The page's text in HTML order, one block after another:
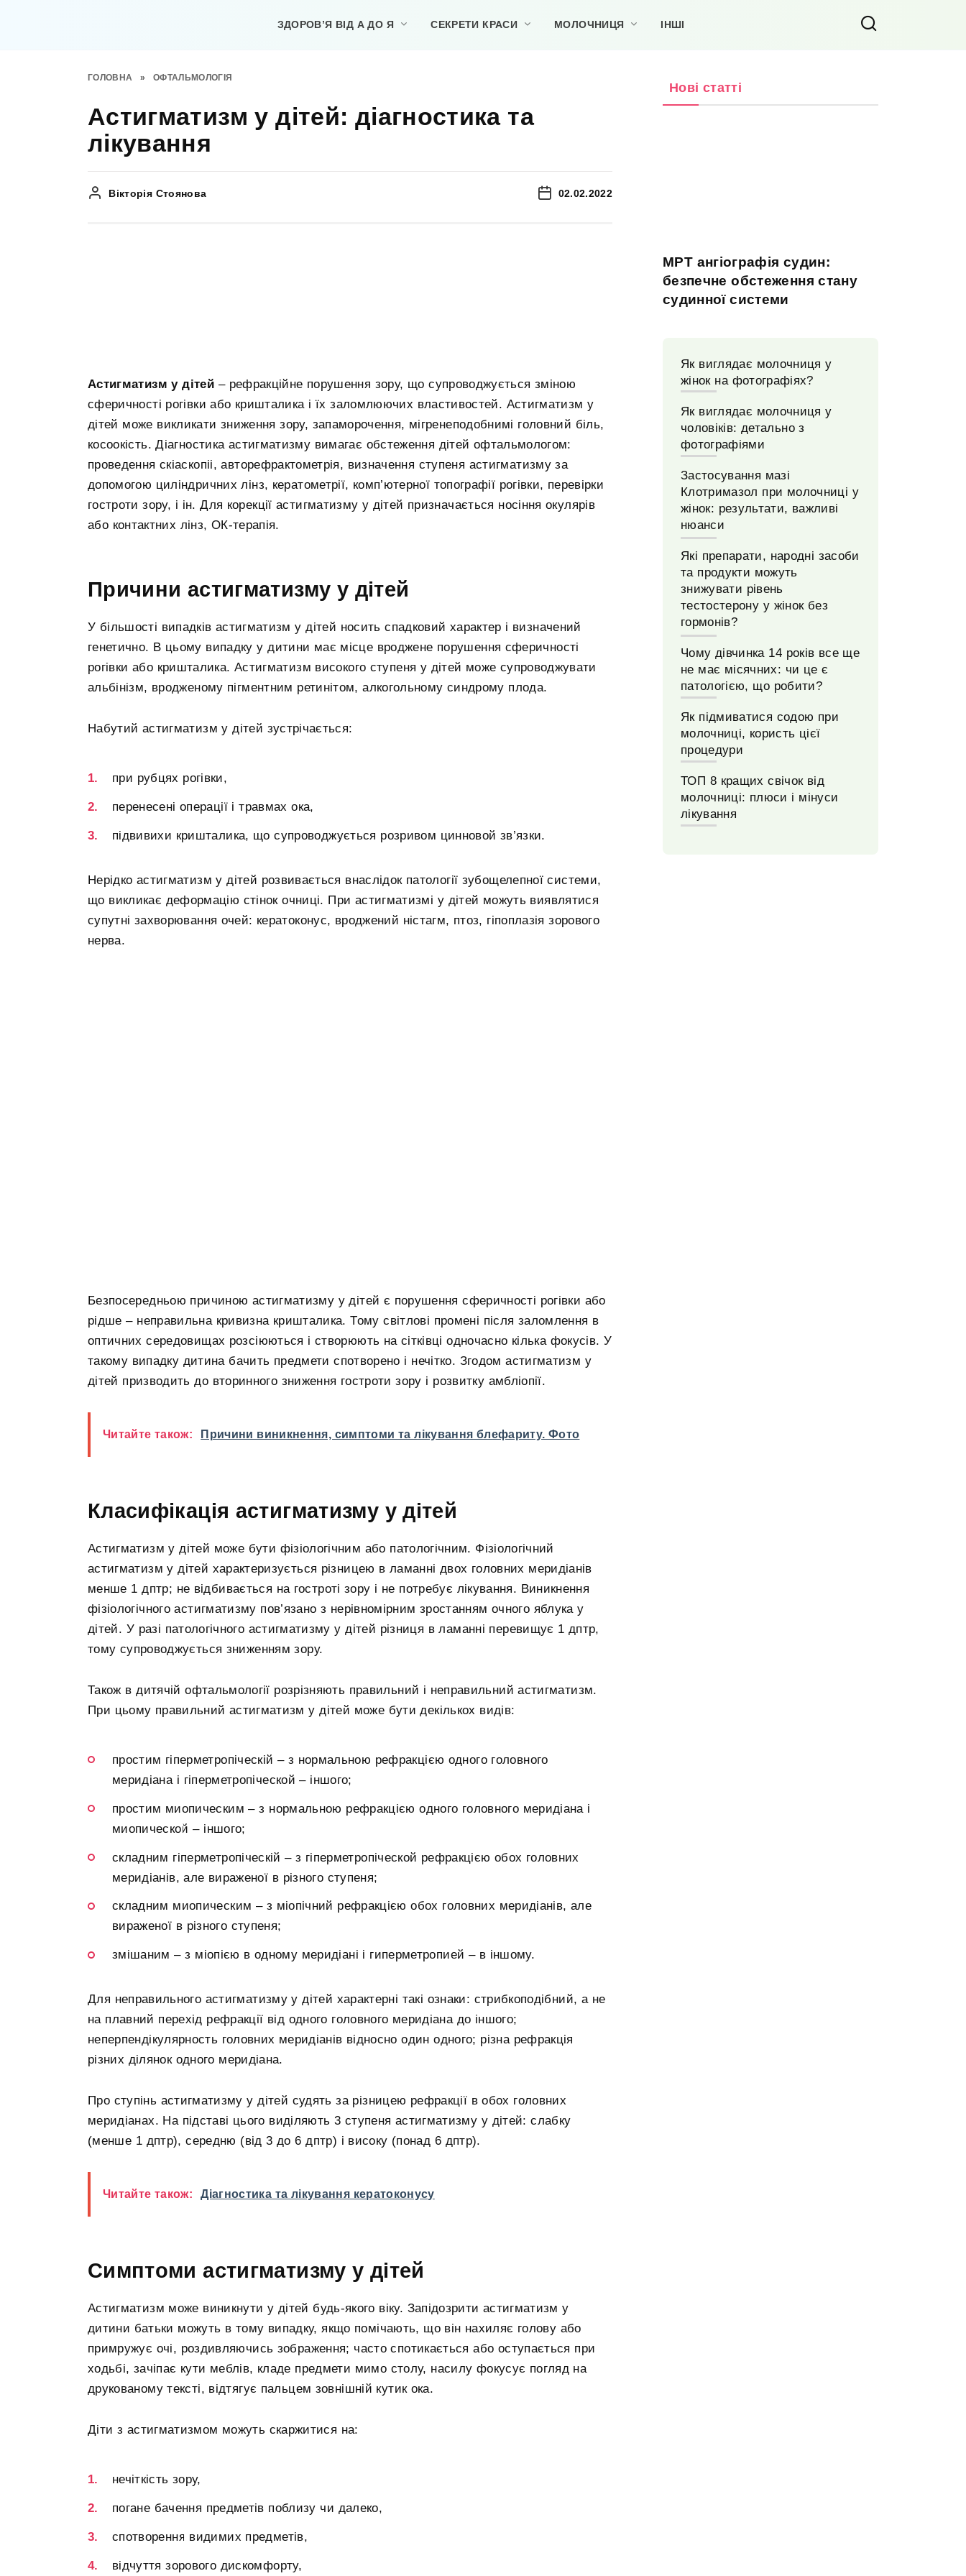
ЗДОРОВ’Я ВІД А ДО Я СЕКРЕТИ КРАСИ МОЛОЧНИЦЯ ІНШІ
ГОЛОВНА » ОФТАЛЬМОЛОГІЯ
Астигматизм у дітей: діагностика та
лікування
Вікторія Стоянова 02.02.2022
Астигматизм у дітей – рефракційне порушення зору, що супроводжується зміною
сферичності рогівки або кришталика і їх заломлюючих властивостей. Астигматизм у
дітей може викликати зниження зору, запаморочення, мігренеподобнимі головний біль,
косоокість. Діагностика астигматизму вимагає обстеження дітей офтальмологом:
проведення скіаскопіі, авторефрактометрія, визначення ступеня астигматизму за
допомогою циліндричних лінз, кератометрії, комп’ютерної топографії рогівки, перевірки
гостроти зору, і ін. Для корекції астигматизму у дітей призначається носіння окулярів
або контактних лінз, ОК-терапія.
Причини астигматизму у дітей
У більшості випадків астигматизм у дітей носить спадковий характер і визначений
генетично. В цьому випадку у дитини має місце вроджене порушення сферичності
рогівки або кришталика. Астигматизм високого ступеня у дітей може супроводжувати
альбінізм, вродженому пігментним ретинітом, алкогольному синдрому плода.
Набутий астигматизм у дітей зустрічається:
при рубцях рогівки,
перенесені операції і травмах ока,
підвивихи кришталика, що супроводжується розривом цинновой зв’язки.
Нерідко астигматизм у дітей розвивається внаслідок патології зубощелепної системи,
що викликає деформацію стінок очниці. При астигматизмі у дітей можуть виявлятися
супутні захворювання очей: кератоконус, вроджений ністагм, птоз, гіпоплазія зорового
нерва.
Безпосередньою причиною астигматизму у дітей є порушення сферичності рогівки або
рідше – неправильна кривизна кришталика. Тому світлові промені після заломлення в
оптичних середовищах розсіюються і створюють на сітківці одночасно кілька фокусів. У
такому випадку дитина бачить предмети спотворено і нечітко. Згодом астигматизм у
дітей призводить до вторинного зниження гостроти зору і розвитку амбліопії.
Читайте також: Причини виникнення, симптоми та лікування блефариту. Фото
Класифікація астигматизму у дітей
Астигматизм у дітей може бути фізіологічним або патологічним. Фізіологічний
астигматизм у дітей характеризується різницею в ламанні двох головних меридіанів
менше 1 дптр; не відбивається на гостроті зору і не потребує лікування. Виникнення
фізіологічного астигматизму пов’язано з нерівномірним зростанням очного яблука у
дітей. У разі патологічного астигматизму у дітей різниця в ламанні перевищує 1 дптр,
тому супроводжується зниженням зору.
Також в дитячій офтальмології розрізняють правильний і неправильний астигматизм.
При цьому правильний астигматизм у дітей може бути декількох видів:
простим гіперметропіческій – з нормальною рефракцією одного головного
меридіана і гіперметропіческой – іншого;
простим миопическим – з нормальною рефракцією одного головного меридіана і
миопической – іншого;
складним гіперметропіческій – з гіперметропіческой рефракцією обох головних
меридіанів, але вираженої в різного ступеня;
складним миопическим – з міопічний рефракцією обох головних меридіанів, але
вираженої в різного ступеня;
змішаним – з міопією в одному меридіані і гиперметропией – в іншому.
Для неправильного астигматизму у дітей характерні такі ознаки: стрибкоподібний, а не
на плавний перехід рефракції від одного головного меридіана до іншого;
неперпендікулярность головних меридіанів відносно один одного; різна рефракція
різних ділянок одного меридіана.
Про ступінь астигматизму у дітей судять за різницею рефракції в обох головних
меридіанах. На підставі цього виділяють 3 ступеня астигматизму у дітей: слабку
(менше 1 дптр), середню (від 3 до 6 дптр) і високу (понад 6 дптр).
Читайте також: Діагностика та лікування кератоконусу
Симптоми астигматизму у дітей
Астигматизм може виникнути у дітей будь-якого віку. Запідозрити астигматизм у
дитини батьки можуть в тому випадку, якщо помічають, що він нахиляє голову або
примружує очі, роздивляючись зображення; часто спотикається або оступається при
ходьбі, зачіпає кути меблів, кладе предмети мимо столу, насилу фокусує погляд на
друкованому тексті, відтягує пальцем зовнішній кутик ока.
Діти з астигматизмом можуть скаржитися на:
нечіткість зору,
погане бачення предметів поблизу чи далеко,
спотворення видимих ​​предметів,
відчуття зорового дискомфорту,
Нові статті
МРТ ангіографія судин:
безпечне обстеження стану
судинної системи
Як виглядає молочниця у
жінок на фотографіях?
Як виглядає молочниця у
чоловіків: детально з
фотографіями
Застосування мазі
Клотримазол при молочниці у
жінок: результати, важливі
нюанси
Які препарати, народні засоби
та продукти можуть
знижувати рівень
тестостерону у жінок без
гормонів?
Чому дівчинка 14 років все ще
не має місячних: чи це є
патологією, що робити?
Як підмиватися содою при
молочниці, користь цієї
процедури
ТОП 8 кращих свічок від
молочниці: плюси і мінуси
лікування